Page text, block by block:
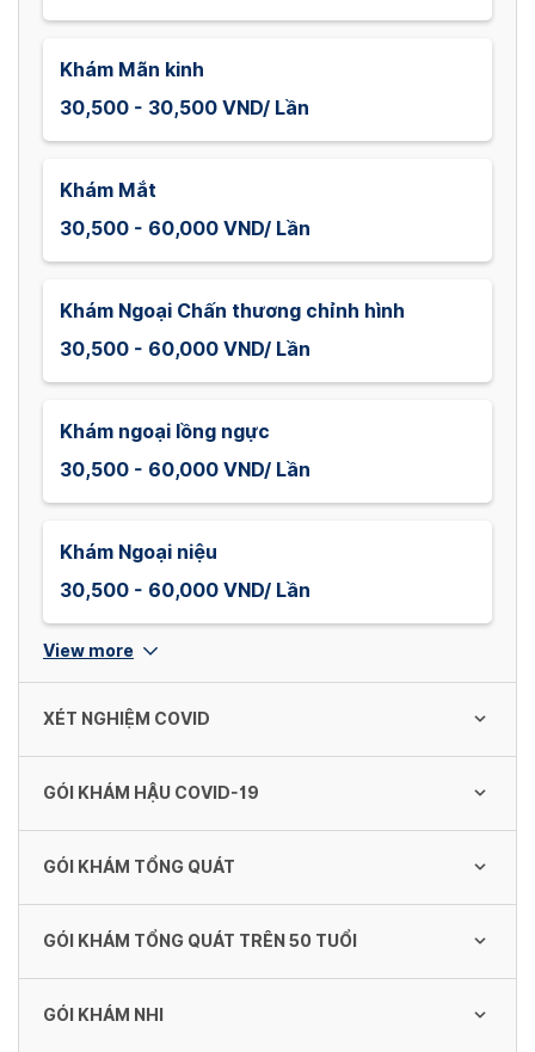
Khám Mãn kinh
30,500 - 30,500 VND/ Lần
Khám Mắt
30,500 - 60,000 VND/ Lần
Khám Ngoại Chấn thương chỉnh hình
30,500 - 60,000 VND/ Lần
Khám ngoại lồng ngực
30,500 - 60,000 VND/ Lần
Khám Ngoại niệu
30,500 - 60,000 VND/ Lần
View more
XÉT NGHIỆM COVID
Xét nghiệm nhanh (mẫu đơn)
Xét nghiệm PCR (Mẫu đơn)
GÓI KHÁM HẬU COVID-19
Gói khám sức khỏe hậu Covid-19 nâng cao
GÓI KHÁM TỔNG QUÁT
Nam (cơ bản)
1,290,000 VND/ gói
GÓI KHÁM TỔNG QUÁT TRÊN 50 TUỔI
GÓI KHÁM NHI